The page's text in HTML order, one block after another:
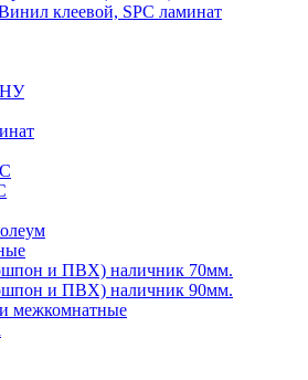
клеевой, SPC ламинат
и ПВХ) наличник 70мм.
и ПВХ) наличник 90мм.
межкомнатные